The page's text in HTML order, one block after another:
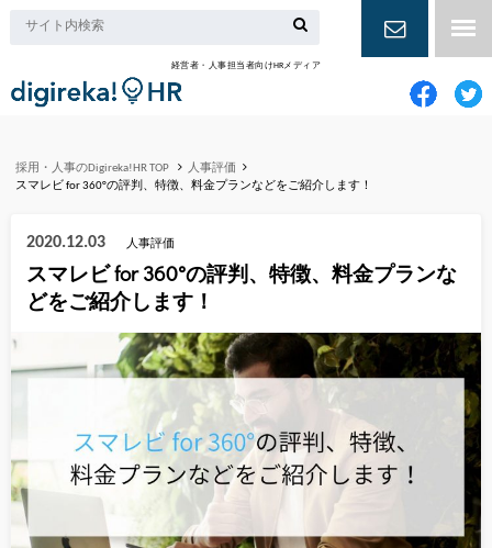
経営者・人事担当者向けHRメディア
お問い合
採用・人事のDigireka!HR TOP
人事評価
スマレビ for 360°の評判、特徴、料金プランなどをご紹介します！
2020.12.03 人事評価
スマレビ for 360°の評判、特徴、料金プランな
どをご紹介します！